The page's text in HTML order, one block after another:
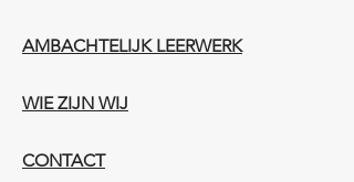
AMBACHTELIJK LEERWERK​
WIE ZIJN WIJ​​
CONTACT